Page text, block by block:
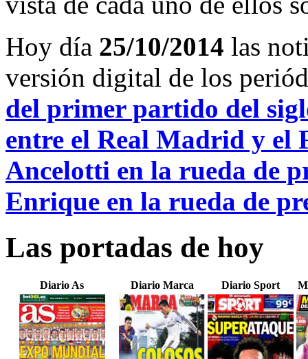
Hoy día 25/10/2014 las
versión digital de los
del primer partido del
entre el Real Madrid y el
Ancelotti en la rueda de
Enrique en la rueda de
Las portadas de hoy
Diario As Diario Marca Diario Sport